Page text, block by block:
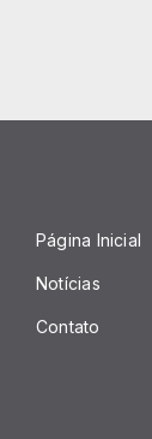
Página Inicial
Notícias
Contato